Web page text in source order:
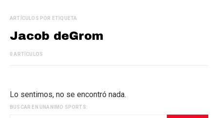
ARTÍCULOS POR ETIQUETA
Jacob deGrom
0 ARTÍCULOS
Lo sentimos, no se encontró nada.
BUSCAR EN UNANIMO SPORTS: